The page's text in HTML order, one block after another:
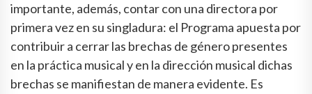
importante, además, contar con una directora por
primera vez en su singladura: el Programa apuesta por
contribuir a cerrar las brechas de género presentes
en la práctica musical y en la dirección musical dichas
brechas se manifiestan de manera evidente. Es